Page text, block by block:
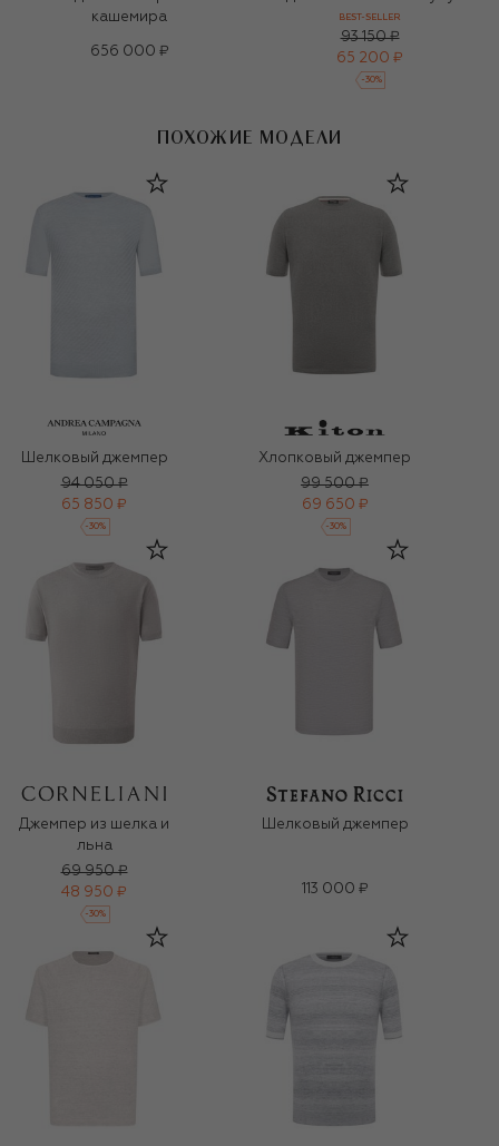
кашемира
656 000 ₽
BEST-SELLER
93 150 ₽
65 200 ₽
-30%
ПОХОЖИЕ МОДЕЛИ
Шелковый джемпер
94 050 ₽
65 850 ₽
-30%
Хлопковый джемпер
99 500 ₽
69 650 ₽
-30%
Джемпер из шелка и
льна
69 950 ₽
48 950 ₽
-30%
Шелковый джемпер
113 000 ₽